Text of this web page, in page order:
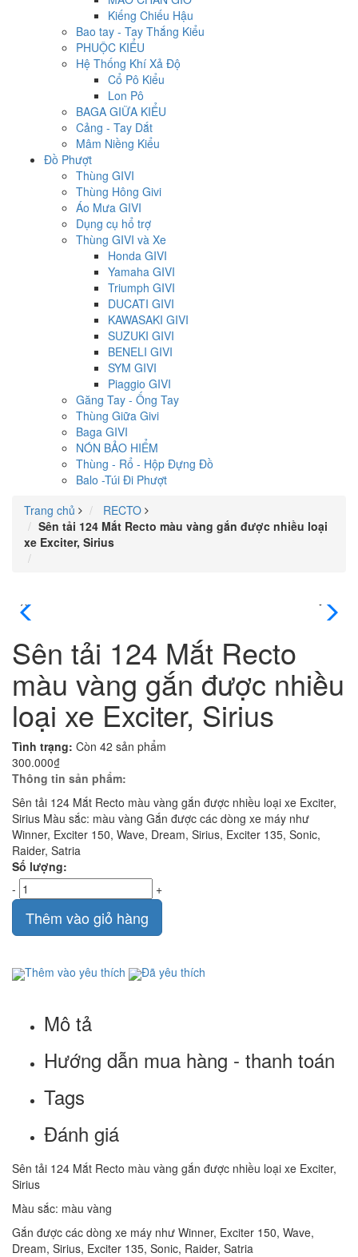
Kiếng Chiếu Hậu
Bao tay - Tay Thắng Kiểu
PHUỘC KIỂU
Hệ Thống Khí Xả Độ
Cổ Pô Kiểu
Lon Pô
BAGA GIỮA KIỂU
Cảng - Tay Dắt
Mâm Niềng Kiểu
Đồ Phượt
Thùng GIVI
Thùng Hông Givi
Áo Mưa GIVI
Dụng cụ hổ trợ
Thùng GIVI và Xe
Honda GIVI
Yamaha GIVI
Triumph GIVI
DUCATI GIVI
KAWASAKI GIVI
SUZUKI GIVI
BENELI GIVI
SYM GIVI
Piaggio GIVI
Găng Tay - Ống Tay
Thùng Giữa Givi
Baga GIVI
NÓN BẢO HIỂM
Thùng - Rổ - Hộp Đựng Đồ
Balo -Túi Đi Phượt
Trang chủ
RECTO
Sên tải 124 Mắt Recto màu vàng gắn được nhiều loại
xe Exciter, Sirius
Sên tải 124 Mắt Recto
màu vàng gắn được nhiều
loại xe Exciter, Sirius
Tình trạng: Còn 42 sản phẩm
300.000₫
Thông tin sản phẩm:
Sên tải 124 Mắt Recto màu vàng gắn được nhiều loại xe Exciter,
Sirius Màu sắc: màu vàng Gắn được các dòng xe máy như
Winner, Exciter 150, Wave, Dream, Sirius, Exciter 135, Sonic,
Raider, Satria
Số lượng:
-
+
Thêm vào giỏ hàng
Thêm vào yêu thích Đã yêu thích
Mô tả
Hướng dẫn mua hàng - thanh toán
Tags
Đánh giá
Sên tải 124 Mắt Recto màu vàng gắn được nhiều loại xe Exciter,
Sirius
Màu sắc: màu vàng
Gắn được các dòng xe máy như Winner, Exciter 150, Wave,
Dream, Sirius, Exciter 135, Sonic, Raider, Satria